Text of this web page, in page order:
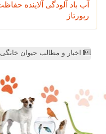
آب باد آلودگی آلاینده
رپورتاژ
اخبار و مطالب حیوان خانگی